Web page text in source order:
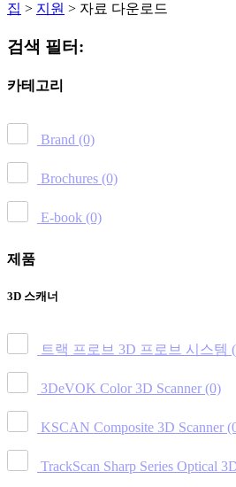
집 > 지원 > 자료 다운로드
검색 필터:
카테고리
Brand (0)
Brochures (0)
E-book (0)
제품
3D 스캐너
트랙 프로브 3D 프로브 시스템
3DeVOK Color 3D Scanner (0)
KSCAN Composite 3D Scanner
TrackScan Sharp Series Optical